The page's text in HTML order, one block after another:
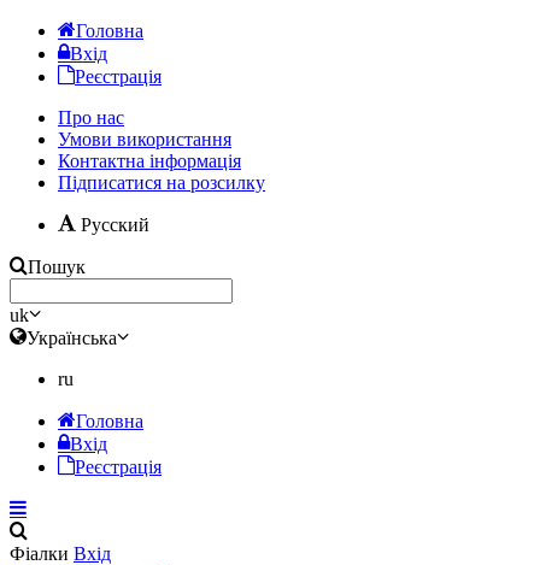
Головна
Вхід
Реєстрація
Про нас
Умови використання
Контактна інформація
Підписатися на розсилку
Русский
Пошук
uk
Українська
ru
Головна
Вхід
Реєстрація
Фіалки Вхід